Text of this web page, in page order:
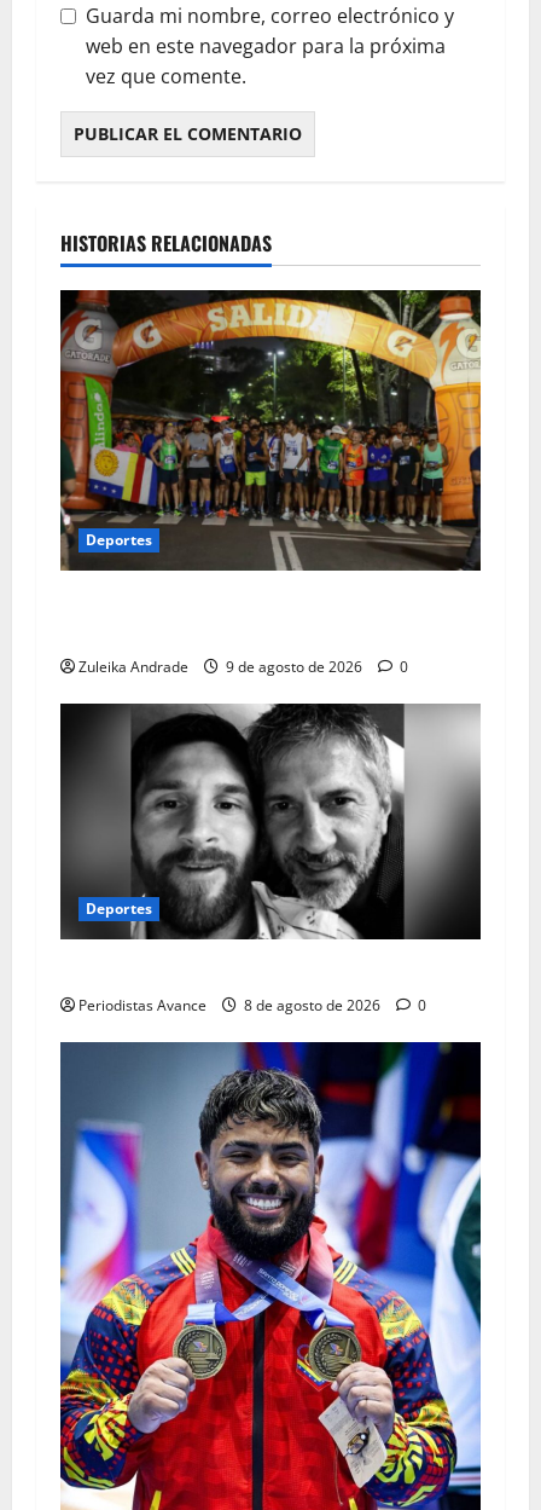
Guarda mi nombre, correo electrónico y
web en este navegador para la próxima
vez que comente.
HISTORIAS RELACIONADAS
Deportes
Zuleika Andrade 9 de agosto de 2026 0
Deportes
Periodistas Avance 8 de agosto de 2026 0